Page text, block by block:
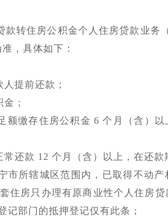
转住房公积金个人住房贷款业务
，具体如下：
提前还款；
；
额缴存住房公积金 6 个月（含）
常还款 12 个月（含）以上，在还
市所辖城区范围内，已取得不动
住房只办理有原商业性个人住房
记部门的抵押登记仅有此条；